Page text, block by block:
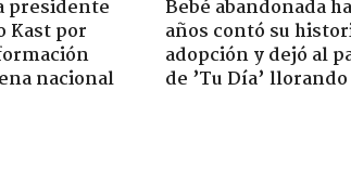
presidente
Kast por
nacional
Bebé abandonada
años contó su
adopción y dejó al
de ’Tu Día’ llorando